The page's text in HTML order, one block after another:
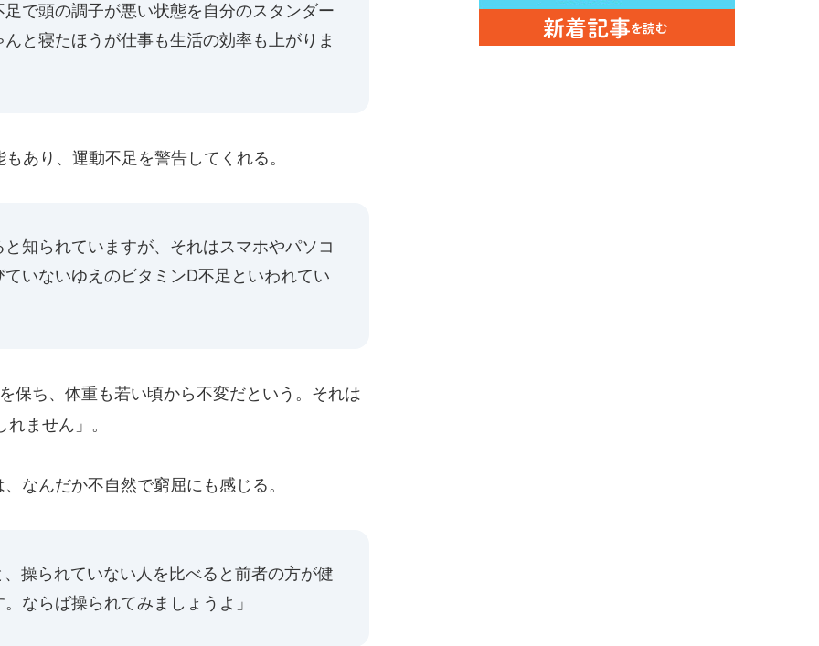
で頭の調子が悪い状態を自分のスタンダー
と寝たほうが仕事も生活の効率も上がりま
あり、運動不足を警告してくれる。
知られていますが、それはスマホやパソコ
いないゆえのビタミンD不足といわれてい
ち、体重も若い頃から不変だという。それは
ません」。
なんだか不自然で窮屈にも感じる。
操られていない人を比べると前者の方が健
ならば操られてみましょうよ」